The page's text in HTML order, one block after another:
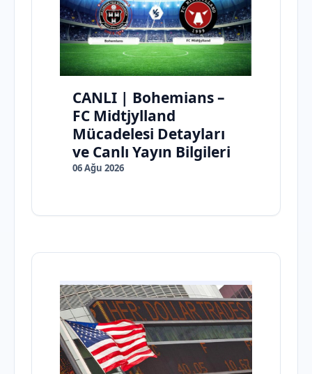
CANLI | Bohemians –
FC Midtjylland
Mücadelesi Detayları
ve Canlı Yayın Bilgileri
06 Ağu 2026